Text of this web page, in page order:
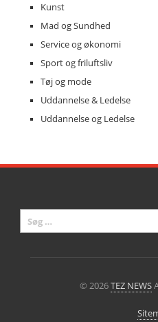
Kunst
Mad og Sundhed
Service og økonomi
Sport og friluftsliv
Tøj og mode
Uddannelse & Ledelse
Uddannelse og Ledelse
© 2026TEZ NEWS